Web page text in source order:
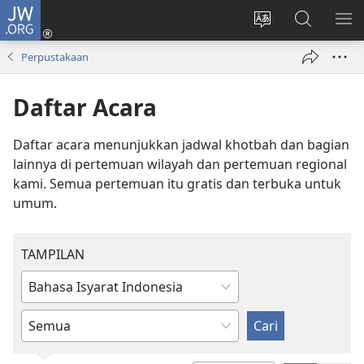
JW.ORG
Ganti
bahasa
Log
Cari
di
JW.ORG
Perpustakaan
Daftar Acara
Daftar acara menunjukkan jadwal khotbah dan bagian
lainnya di pertemuan wilayah dan pertemuan regional
kami. Semua pertemuan itu gratis dan terbuka untuk
umum.
TAMPILAN
Ketik
atau
pilih
Masukkan
atau